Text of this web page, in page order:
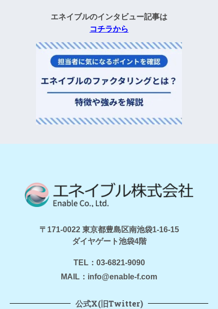
エネイブルのインタビュー記事は
コチラから
〒171-0022 東京都豊島区南池袋1-16-15
ダイヤゲート池袋4階
TEL：03-6821-9090
MAIL：info@enable-f.com
公式X(旧Twitter)